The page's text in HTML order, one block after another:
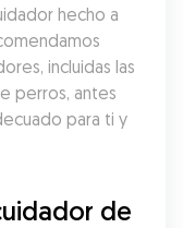
hecho a
incluidas las
perros, antes
para ti y
de